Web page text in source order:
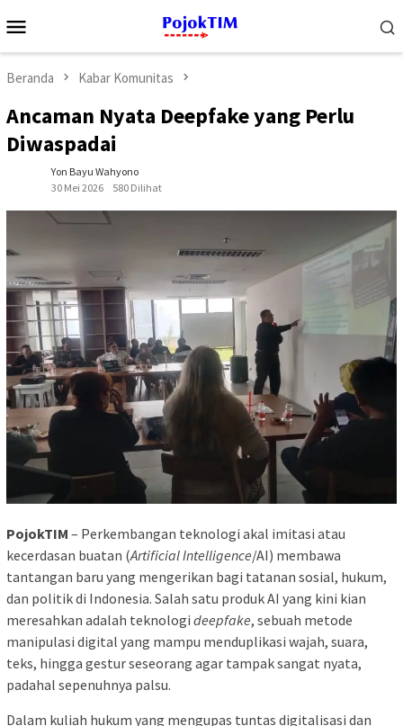
ke
Mobile
Beranda Kabar Komunitas
Ancaman Nyata Deepfake yang Perlu
Diwaspadai
Yon Bayu Wahyono
30 Mei 2026
580 Dilihat
PojokTIM – Perkembangan teknologi akal imitasi atau
kecerdasan buatan (Artificial Intelligence/AI) membawa
tantangan baru yang mengerikan bagi tatanan sosial, hukum,
dan politik di Indonesia. Salah satu produk AI yang kini kian
meresahkan adalah teknologi deepfake, sebuah metode
manipulasi digital yang mampu menduplikasi wajah, suara,
teks, hingga gestur seseorang agar tampak sangat nyata,
padahal sepenuhnya palsu.
Dalam kuliah hukum yang mengupas tuntas digitalisasi dan